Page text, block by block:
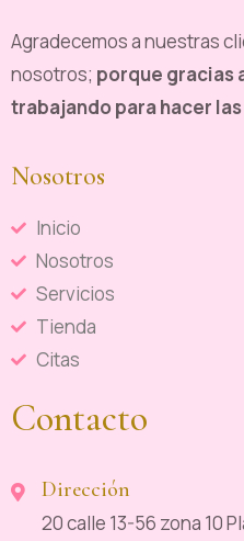
Agradecemos a nuestras
nosotros; porque gracias
trabajando para hacer
Nosotros
Inicio
Nosotros
Servicios
Tienda
Citas
Contacto
Dirección
20 calle 13-56 zona 10